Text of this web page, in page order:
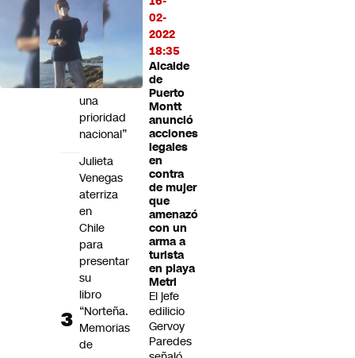
02-
2022
18:35
Alcalde
de
Puerto
Montt
anunció
acciones
legales
en
contra
de mujer
que
amenazó
con un
arma a
turista
en playa
Metri
El jefe
edilicio
Gervoy
Paredes
el
trabajo
vuelva
a
ser
una
prioridad
nacional”
Julieta
Venegas
aterriza
en
Chile
para
presentar
su
libro
“Norteña.
Memorias
de